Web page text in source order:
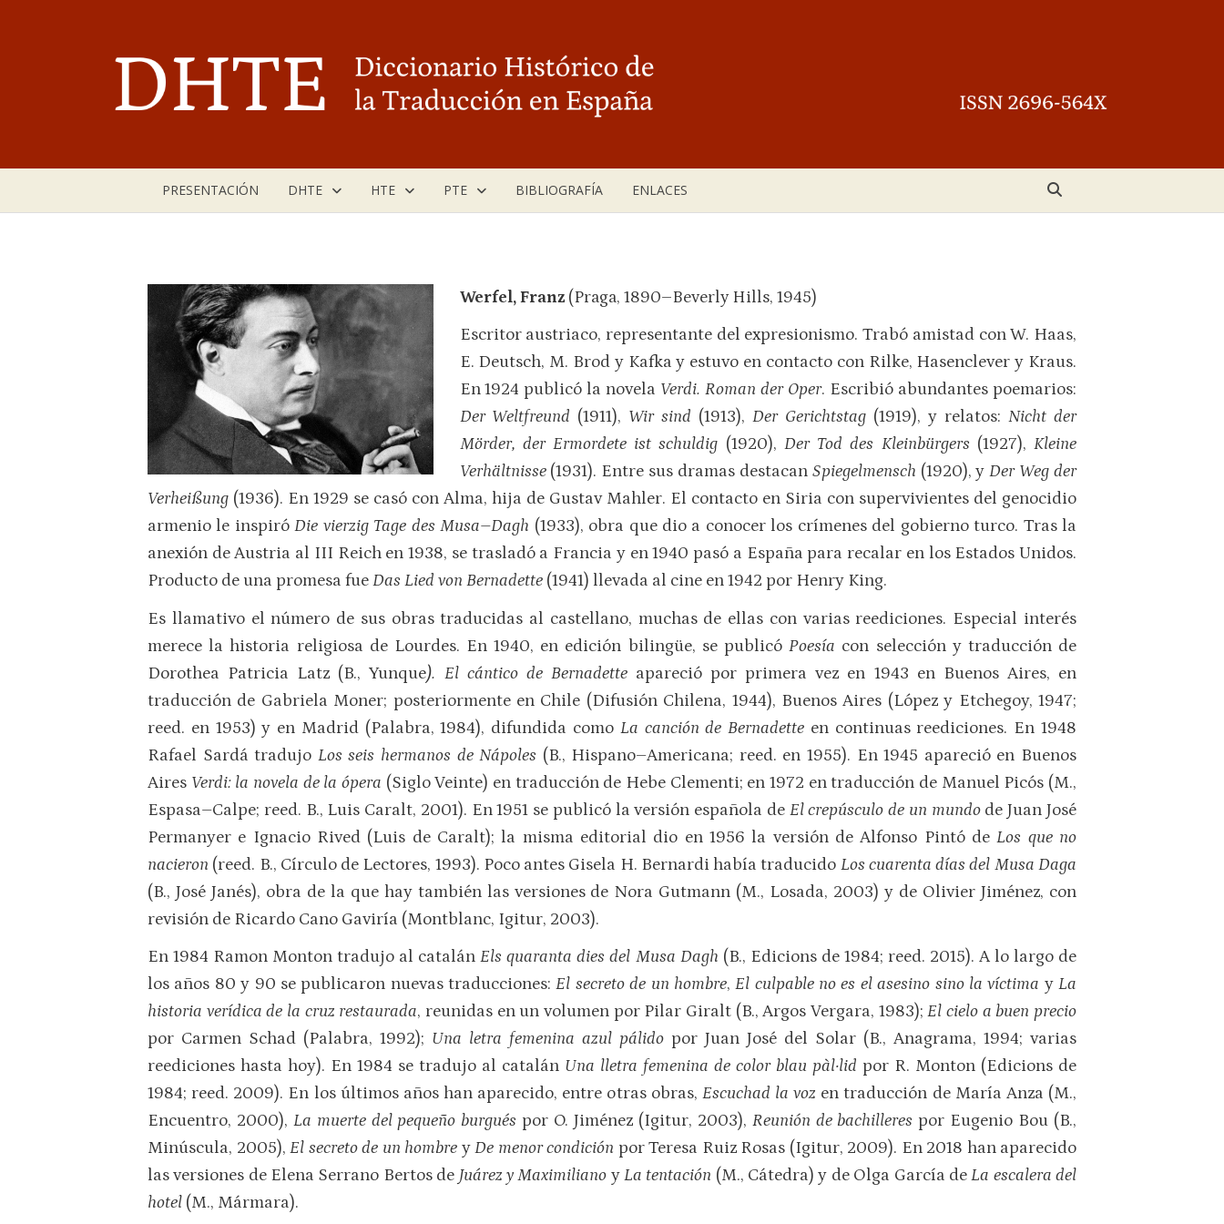
PRESENTACIÓN DHTE HTE PTE BIBLIOGRAFÍA ENLACES
Werfel, Franz (Praga, 1890–Beverly Hills, 1945)
Escritor austriaco, representante del expresionismo. Trabó amistad con W. Haas,
E. Deutsch, M. Brod y Kafka y estuvo en contacto con Rilke, Hasenclever y Kraus.
En 1924 publicó la novela Verdi. Roman der Oper. Escribió abundantes poemarios:
Der Weltfreund (1911), Wir sind (1913),Der Gerichtstag (1919), y relatos:Nicht der
Mörder, der Ermordete ist schuldig (1920), Der Tod des Kleinbürgers (1927),Kleine
Verhältnisse(1931). Entre sus dramas destacan Spiegelmensch (1920), yDer Weg der
Verheißung (1936). En 1929 se casó con Alma, hija de Gustav Mahler. El contacto en Siria con supervivientes del genocidio
armenio le inspiróDie vierzig Tage des Musa–Dagh (1933), obra que dio a conocer los crímenes del gobierno turco. Tras la
anexión de Austria al III Reich en 1938, se trasladó a Francia y en 1940 pasó a España para recalar en los Estados Unidos.
Producto de una promesa fueDas Lied von Bernadette (1941) llevada al cine en 1942 por Henry King.
Es llamativo el número de sus obras traducidas al castellano, muchas de ellas con varias reediciones. Especial interés
merece la historia religiosa de Lourdes. En 1940, en edición bilingüe, se publicóPoesía con selección y traducción de
Dorothea Patricia Latz (B., Yunque). El cántico de Bernadette apareció por primera vez en 1943 en Buenos Aires, en
traducción de Gabriela Moner; posteriormente en Chile (Difusión Chilena, 1944), Buenos Aires (López y Etchegoy, 1947;
reed. en 1953) y en Madrid (Palabra, 1984), difundida como La canción de Bernadette en continuas reediciones. En 1948
Rafael Sardá tradujo Los seis hermanos de Nápoles (B., Hispano–Americana; reed. en 1955). En 1945 apareció en Buenos
Aires Verdi: la novela de la ópera (Siglo Veinte) en traducción de Hebe Clementi; en 1972 en traducción de Manuel Picós (M.,
Espasa–Calpe; reed. B., Luis Caralt, 2001). En 1951 se publicó la versión española de El crepúsculo de un mundode Juan José
Permanyer e Ignacio Rived (Luis de Caralt); la misma editorial dio en 1956 la versión de Alfonso Pintó deLos que no
nacieron (reed. B., Círculo de Lectores, 1993). Poco antes Gisela H. Bernardi había traducido Los cuarenta días del Musa Daga
(B., José Janés), obra de la que hay también las versiones de Nora Gutmann (M., Losada, 2003) y de Olivier Jiménez, con
revisión de Ricardo Cano Gaviría (Montblanc, Igitur, 2003).
En 1984 Ramon Monton tradujo al catalánEls quaranta dies del Musa Dagh (B., Edicions de 1984; reed. 2015). A lo largo de
los años 80 y 90 se publicaron nuevas traducciones:El secreto de un hombre, El culpable no es el asesino sino la víctima yLa
historia verídica de la cruz restaurada, reunidas en un volumen por Pilar Giralt (B., Argos Vergara, 1983);El cielo a buen precio
por Carmen Schad (Palabra, 1992); Una letra femenina azul pálido por Juan José del Solar (B., Anagrama, 1994; varias
reediciones hasta hoy). En 1984 se tradujo al catalán Una lletra femenina de color blau pàl·lid por R. Monton (Edicions de
1984; reed. 2009). En los últimos años han aparecido, entre otras obras, Escuchad la voz en traducción de María Anza (M.,
Encuentro, 2000), La muerte del pequeño burgués por O. Jiménez (Igitur, 2003), Reunión de bachilleres por Eugenio Bou (B.,
Minúscula, 2005), El secreto de un hombre yDe menor condición por Teresa Ruiz Rosas (Igitur, 2009). En 2018 han aparecido
las versiones de Elena Serrano Bertos de Juárez y Maximiliano yLa tentación (M., Cátedra) y de Olga García deLa escalera del
hotel (M., Mármara).